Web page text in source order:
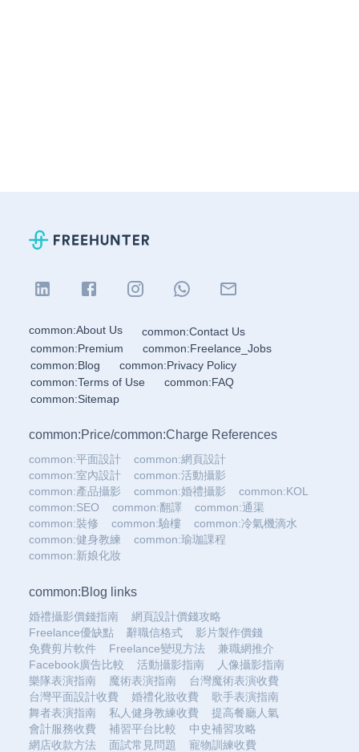
common:About Us
common:Contact Us
common:Premium
common:Freelance_Jobs
common:Blog
common:Privacy Policy
common:Terms of Use
common:FAQ
common:Sitemap
common:Price/common:Charge References
common:平面設計
common:網頁設計
common:室內設計
common:活動攝影
common:產品攝影
common:婚禮攝影
common:KOL
common:SEO
common:翻譯
common:通渠
common:裝修
common:驗樓
common:冷氣機滴水
common:健身教練
common:瑜珈課程
common:新娘化妝
common:Blog links
婚禮攝影價錢指南
網頁設計價錢攻略
Freelance優缺點
辭職信格式
影片製作價錢
免費剪片軟件
Freelance變現方法
兼職網推介
Facebook廣告比較
活動攝影指南
人像攝影指南
樂隊表演指南
魔術表演指南
台灣魔術表演收費
台灣平面設計收費
婚禮化妝收費
歌手表演指南
舞者表演指南
私人健身教練收費
提高餐廳人氣
會計服務收費
補習平台比較
中史補習攻略
網店收款方法
面試常見問題
寵物訓練收費